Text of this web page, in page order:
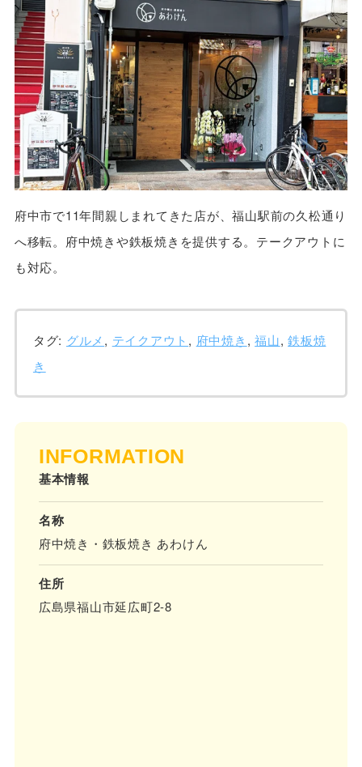
府中市で11年間親しまれてきた店が、福山駅前の久松通り
へ移転。府中焼きや鉄板焼きを提供する。テークアウトに
も対応。
タグ: グルメ , テイクアウト , 府中焼き ,福山,鉄板焼
き
INFORMATION
基本情報
名称
府中焼き・鉄板焼き あわけん
住所
広島県福山市延広町2-8